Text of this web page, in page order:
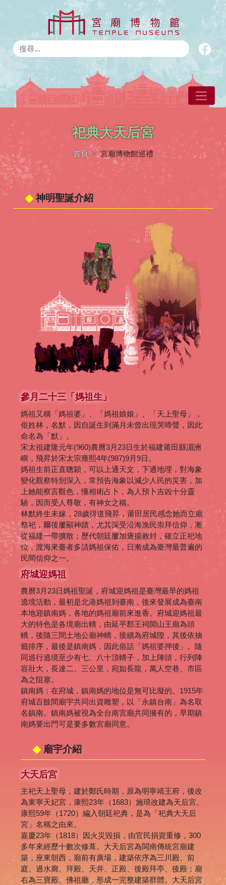
宮廟博物館Logo
祀典大天后宮
首頁 宮廟博物館巡禮
神明聖誕介紹
參月二十三「媽祖生」
媽祖又稱「媽祖婆」、「媽祖娘娘」、「天上聖母」，
俗姓林，名默，因自誕生到滿月未曾出現哭啼聲，因此
命名為「默」。
宋太祖建隆元年(960)農曆3月23日生於福建莆田縣湄洲
嶼，飛昇於宋太宗雍熙4年(987)9月9日。
媽祖生前正直聰穎，可以上通天文，下通地理，對海象
變化觀察特別深入，常預告海象以減少人民的災害，加
上她能察言觀色，懂相術占卜，為人預卜吉凶十分靈
驗，因而受人尊敬，有神女之稱。
林默終生未嫁，28歲得道飛昇，莆田居民感念她而立廟
祭祀，爾後屢顯神蹟，尤其深受沿海漁民崇拜信仰，漸
從福建一帶擴散；歷代朝廷屢加褒揚敕封，確立正祀地
位，渡海來臺者多請媽祖保佑，日漸成為臺灣最普遍的
民間信仰之一。
府城迎媽祖
農曆3月23日媽祖聖誕，府城迎媽祖是臺灣最早的媽祖
遶境活動，最初是北港媽祖到臺南，後來發展成為臺南
本地迎鎮南媽，各地的媽祖廟前來進香。府城迎媽祖最
大的特色是各境廟出轎，由延平郡王祠開山王廟為頭
轎，後隨三間土地公廟神轎，接續為府城隍，其後依抽
籤排序，最後是鎮南媽，因此俗話「媽祖婆押後」。隨
同巡行遶境至少有七、八十頂轎子，加上陣頭，行列陣
容壯大，長達二、三公里，宛如長龍，萬人空巷、市區
為之阻塞。
鎮南媽：在府城，鎮南媽的地位是無可比擬的。1915年
府城百餘間廟宇共同出資雕塑，以「永鎮台南」為名取
名鎮南。鎮南媽被視為全台南宮廟共同擁有的，早期鎮
南媽要出門可是要多數宮廟同意。
廟宇介紹
大天后宮
主祀天上聖母，建於鄭氏時期，原為明寧靖王府，後改
為東寧天妃宮，康熙23年（1683）施琅改建為天后宮。
康熙59年（1720）編入朝廷祀典，是為「祀典大天后
宮」名稱之由來。
嘉慶23年（1818）因火災毀損，由官民捐資重修，300
多年來經歷十數次修葺。大天后宮為閩南傳統宮廟建
築，座東朝西，廟前有廣場，建築依序為三川殿、前
庭、過水廊、拜殿、天井、正殿、後殿拜亭、後殿；廟
右為三寶殿、佛祖廳，形成一完整建築群體。大天后宮